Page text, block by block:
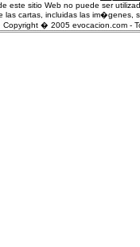
este sitio Web no puede ser
cartas, incluidas las im�genes,
Copyright � 2005 evocacion.com -